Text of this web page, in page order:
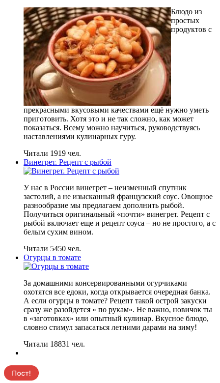
Блюдо из
простых
продуктов с
прекрасными вкусовыми качествами ещё нужно уметь
приготовить. Хотя это и не так сложно, как может
показаться. Всему можно научиться, руководствуясь
наставлениями кулинарных гуру.
Читали 1919 чел.
Винегрет. Рецепт с рыбой
У нас в России винегрет – неизменный спутник
застолий, а не изысканный французский соус. Овощное
разнообразие мы предлагаем дополнить рыбой.
Получиться оригинальный «почти» винегрет. Рецепт с
рыбой включает еще и рецепт соуса – но не простого, а с
белым сухим вином.
Читали 5450 чел.
Огурцы в томате
За домашними консервированными огурчиками
охотятся все едоки, когда открывается очередная банка.
А если огурцы в томате? Рецепт такой острой закуски
сразу же разойдется « по рукам». Не важно, новичок ты
в «заготовках» или опытный кулинар. Вкусное блюдо,
словно стимул запасаться летними дарами на зиму!
Читали 18831 чел.